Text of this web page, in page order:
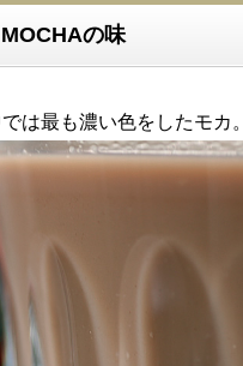
の味
は最も濃い色をしたモカ。